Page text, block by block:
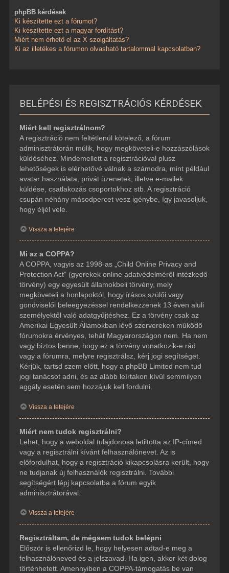
phpBB kérdések
Ki készítette ezt a fórumot?
Ki készítette ezt a magyar fordítást?
Miért nem érhető el az X szolgáltatás?
Ki az illetékes a fórumon olvasható tartalommal kapcsolatban?
BELÉPÉSI ÉS REGISZTRÁCIÓS KÉRDÉSEK
Miért kell regisztrálnom?
A regisztráció nem feltétlenül kötelező, a fórum
adminisztrátorán múlik, hogy megköveteli-e hozzászólások
küldéséhez. Mindemellett a regisztrációval plusz
lehetőségek is elérhetővé válnak a számodra, mint például
avatar használata, privát üzenetek, illetve e-mailek
küldése, csatlakozás csoportokhoz stb. A regisztráció
csupán néhány másodpercet vesz igénybe, így javasoljuk,
hogy éljél vele.
Vissza a tetejére
Mi az a COPPA?
A COPPA, vagyis az 1998-as „Child Online Privacy and
Protection Act” (gyerekek online adatvédelméről intézkedő
törvény) egy egyesült államokbeli törvény, mely
megköveteli a honlapoktól, hogy írásos szülői vagy
gondviselői beleegyezéssel rendelkezzenek 13 éven aluli
személyektől való adatgyűjtéshez. Ez a törvény csak az
Amerikai Egyesült Államokban lévő szervereken működő
fórumokra érvényes, tehát Magyarországon nem. Ha nem
vagy biztos benne, hogy ez a törvény vonatkozik-e rád
vagy a fórumra, melyre regisztrálsz, kérj jogi segítséget.
Kérjük, tartsd szem előtt, hogy a phpBB Limited nem tud
jogi tanácsot adni, és az alább leírtakon kívül semmilyen
aggály esetén sem hozzájuk kell fordulni.
Vissza a tetejére
Miért nem tudok regisztrálni?
Lehet, hogy a weboldal tulajdonosa letiltotta az IP-címed
vagy a regisztrálni kívánt felhasználónevet. Az is
előfordulhat, hogy a regisztráció kikapcsolásra került, hogy
ne tudjanak új felhasználók regisztrálni. További
segítségért lépj kapcsolatba a fórum egyik
adminisztrátorával.
Vissza a tetejére
Regisztráltam, de mégsem tudok belépni
Először is ellenőrizd le, hogy helyesen adtad-e meg a
felhasználóneved és a jelszavad. Ha igen, akkor két dolog
történhetett. Amennyiben a COPPA-támogatás be van